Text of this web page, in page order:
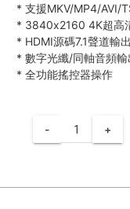
* 支援MKV/MP4/AVI/
* 3840x2160 4K超高
* HDMI源碼7.1聲道輸出
* 數字光纖/同軸音頻輸
* 全功能搖控器操作
- +